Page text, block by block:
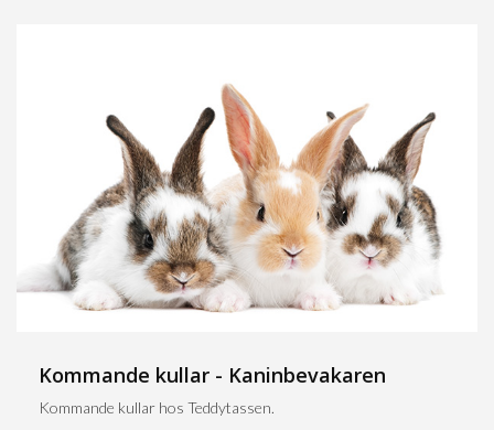
Kommande kullar - Kaninbevakaren
Kommande kullar hos Teddytassen.